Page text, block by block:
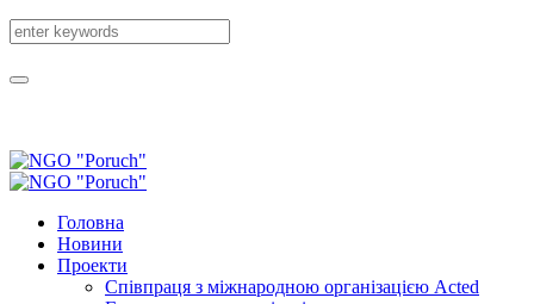
Головна
Новини
Проекти
Співпраця з міжнародною організацією Acted